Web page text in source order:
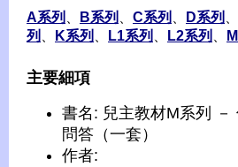
A系列 B系列 C系列 D系列
列
K系列 L1系列 L2系列
主要細項
書名: 兒主教材M系列
問答（一套）
作者: